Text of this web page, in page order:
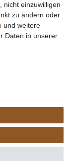
nicht einzuwilligen
zu ändern oder
und weitere
Daten in unserer